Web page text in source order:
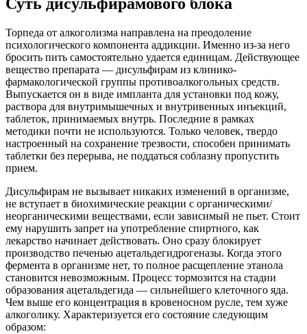
Суть дисульфирамового блока
Торпеда от алкоголизма направлена на преодоление
психологического компонента аддикции. Именно из-за него
бросить пить самостоятельно удается единицам. Действующее
вещество препарата — дисульфирам из клинико-
фармакологической группы противоалкогольных средств.
Выпускается он в виде импланта для установки под кожу,
раствора для внутримышечных и внутривенных инъекций,
таблеток, принимаемых внутрь. Последние в рамках
методики почти не используются. Только человек, твердо
настроенный на сохранение трезвости, способен принимать
таблетки без перерыва, не поддаться соблазну пропустить
прием.
Дисульфирам не вызывает никаких изменений в организме,
не вступает в биохимические реакции с органическими/
неорганическими веществами, если зависимый не пьет. Стоит
ему нарушить запрет на употребление спиртного, как
лекарство начинает действовать. Оно сразу блокирует
производство печенью ацетальдегидрогеназы. Когда этого
фермента в организме нет, то полное расщепление этанола
становится невозможным. Процесс тормозится на стадии
образования ацетальдегида — сильнейшего клеточного яда.
Чем выше его концентрация в кровеносном русле, тем хуже
алкоголику. Характеризуется его состояние следующим
образом: